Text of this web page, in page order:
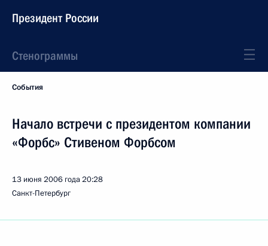
Президент России
Стенограммы
События
Начало встречи с президентом компании
«Форбс» Стивеном Форбсом
13 июня 2006 года20:28
Санкт-Петербург